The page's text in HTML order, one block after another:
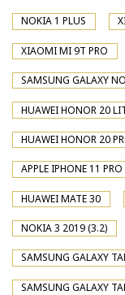
NOKIA 1 PLUS
XIAOMI MI 9T PRO
SAMSUNG GALAXY
HUAWEI HONOR 20
HUAWEI HONOR 20
APPLE IPHONE 11
HUAWEI MATE 30
NOKIA 3 2019 (3.2)
SAMSUNG GALAXY
SAMSUNG GALAXY